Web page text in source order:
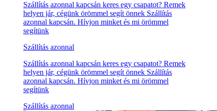
Szállítás azonnal kapcsán keres egy csapatot? Remek
helyen jár, cégünk örömmel segít önnek Szállítás
azonnal kapcsán. Hívjon minket és mi örömmel
segítünk
Szállítás azonnal
Szállítás azonnal kapcsán keres egy csapatot? Remek
helyen jár, cégünk örömmel segít önnek Szállítás
azonnal kapcsán. Hívjon minket és mi örömmel
segítünk
Szállítás azonnal